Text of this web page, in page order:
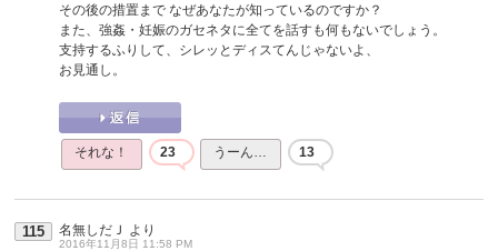
その後の措置まで なぜあなたが知っているのですか？
また、強姦・妊娠のガセネタに全てを話すも何もないでしょう。
支持するふりして、シレッとディスてんじゃないよ、
お見通し。
それな！ 23 うーん… 13
115 名無しだＪ より
2016年11月8日 11:58 PM